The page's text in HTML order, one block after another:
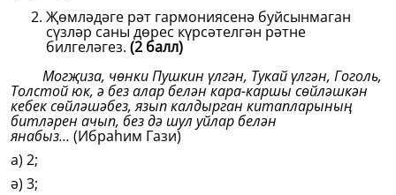
Җөмләдәге рәт гармониясенә буйсынмаган
сүзләр саны дөрес күрсәтелгән рәтне
билгеләгез. (2 балл)
Могҗиза, чөнки Пушкин үлгән, Тукай үлгән, Гоголь,
Толстой юк, ә без алар белән кара-каршы сөйләшкән
кебек сөйләшәбез, язып калдырган китапларының
битләрен ачып, без дә шул уйлар белән
янабыз… (Ибраһим Гази)
а) 2;
ә) 3;